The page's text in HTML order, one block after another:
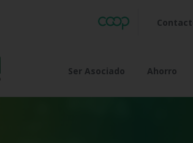
Ser Asociado Ahorro